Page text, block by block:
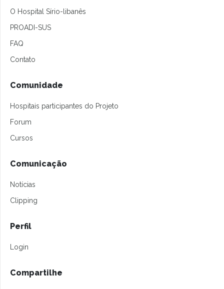
O Hospital Sírio-libanês
PROADI-SUS
FAQ
Contato
Comunidade
Hospitais participantes do Projeto
Forum
Cursos
Comunicação
Notícias
Clipping
Perfil
Login
Compartilhe